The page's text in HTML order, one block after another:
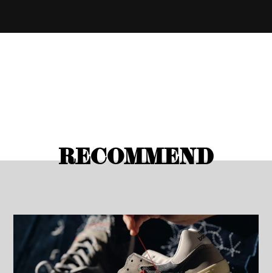
RECOMMEND